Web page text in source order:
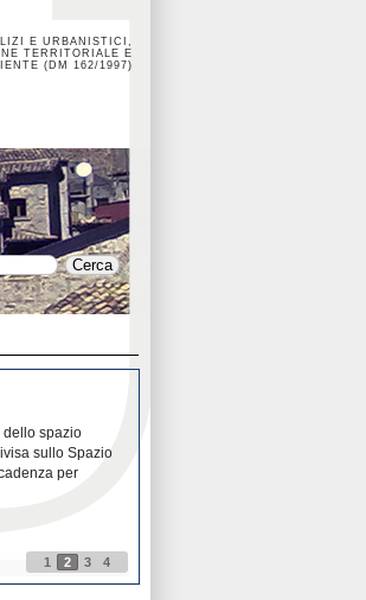
E URBANISTICI,
TERRITORIALE E
(DM 162/1997)
spazio
sullo Spazio
per
1 2 3 4